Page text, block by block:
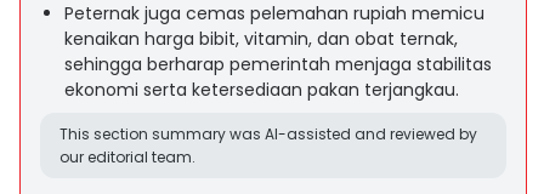
Peternak juga cemas pelemahan rupiah memicu
kenaikan harga bibit, vitamin, dan obat ternak,
sehingga berharap pemerintah menjaga stabilitas
ekonomi serta ketersediaan pakan terjangkau.
This section summary was AI-assisted and reviewed by
our editorial team.